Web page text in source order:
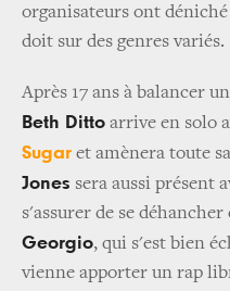
organisateurs ont
doit sur des genres variés.
Après 17 ans à balancer
Beth Ditto arrive en solo
Sugar et amènera toute
Jones sera aussi présent
s'assurer de se
Georgio, qui s'est bien
vienne apporter un rap